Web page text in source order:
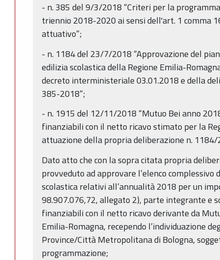
- n. 385 del 9/3/2018 “Criteri per la
triennio 2018-2020 ai sensi dell'art. 1 comma
attuativo”;
- n. 1184 del 23/7/2018 “Approvazione del
edilizia scolastica della Regione Emilia-
decreto interministeriale 03.01.2018 e della
385-2018”;
- n. 1915 del 12/11/2018 “Mutuo Bei anno
finanziabili con il netto ricavo stimato per la
attuazione della propria deliberazione n. 1184/
Dato atto che con la sopra citata propria
provveduto ad approvare l’elenco
scolastica relativi all’annualità 2018 per un
98.907.076,72, allegato 2), parte integrante e
finanziabili con il netto ricavo derivante da
Emilia-Romagna, recependo l’individuazione
Province/Città Metropolitana di Bologna,
programmazione;